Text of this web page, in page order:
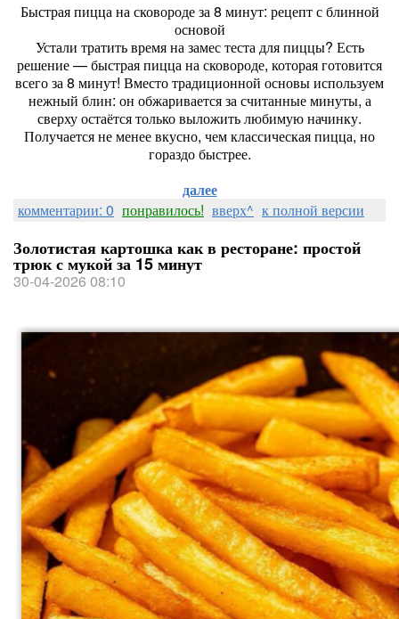
Быстрая пицца на сковороде за 8 минут: рецепт с блинной
основой
Устали тратить время на замес теста для пиццы? Есть
решение — быстрая пицца на сковороде, которая готовится
всего за 8 минут! Вместо традиционной основы используем
нежный блин: он обжаривается за считанные минуты, а
сверху остаётся только выложить любимую начинку.
Получается не менее вкусно, чем классическая пицца, но
гораздо быстрее.
далее
комментарии: 0 понравилось! вверх^ к полной версии
Золотистая картошка как в ресторане: простой
трюк с мукой за 15 минут
30-04-2026 08:10